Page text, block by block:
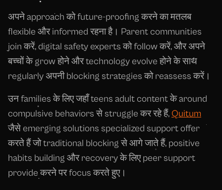
अपने approach को future-proofing करने का मतलब
flexible और informed रहना है। Parent communities
join करें, digital safety experts को follow करें, और अपने
बच्चों के grow होने और technology evolve होने के साथ
regularly अपनी blocking strategies को reassess करें।
उन families के लिए जहाँ teens adult content के around
compulsive behaviors से struggle कर रहे हैं, Quitum
जैसे emerging solutions specialized support offer
करते हैं जो traditional blocking से आगे जाते हैं, positive
habits building और recovery के लिए peer support
provide करने पर focus करते हुए।